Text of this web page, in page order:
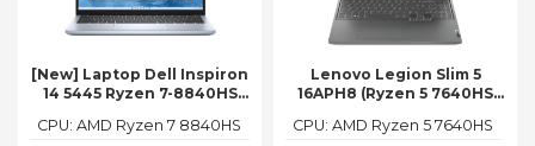
[New] Laptop Dell Inspiron
14 5445 Ryzen 7-8840HS
Radeon 780M Màn 14inch
CPU: AMD Ryzen 7 8840HS
Lenovo Legion Slim 5
16APH8 (Ryzen 5 7640HS
4060 16″ FHD+ 144Hz)
CPU: AMD Ryzen 5 7640HS